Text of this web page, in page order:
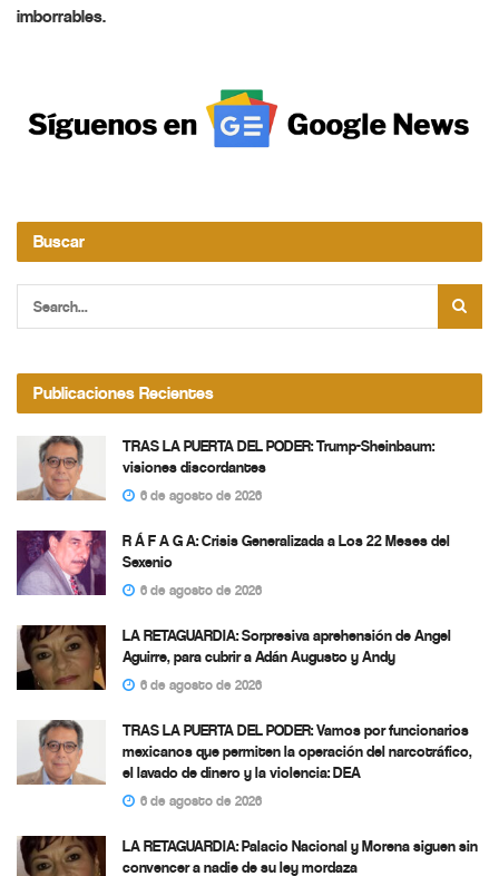
imborrables.
Buscar
Publicaciones Recientes
TRAS LA PUERTA DEL PODER: Trump-Sheinbaum:
visiones discordantes
6 de agosto de 2026
R Á F A G A: Crisis Generalizada a Los 22 Meses del
Sexenio
6 de agosto de 2026
LA RETAGUARDIA: Sorpresiva aprehensión de Angel
Aguirre, para cubrir a Adán Augusto y Andy
6 de agosto de 2026
TRAS LA PUERTA DEL PODER: Vamos por funcionarios
mexicanos que permiten la operación del narcotráfico,
el lavado de dinero y la violencia: DEA
6 de agosto de 2026
LA RETAGUARDIA: Palacio Nacional y Morena siguen sin
convencer a nadie de su ley mordaza